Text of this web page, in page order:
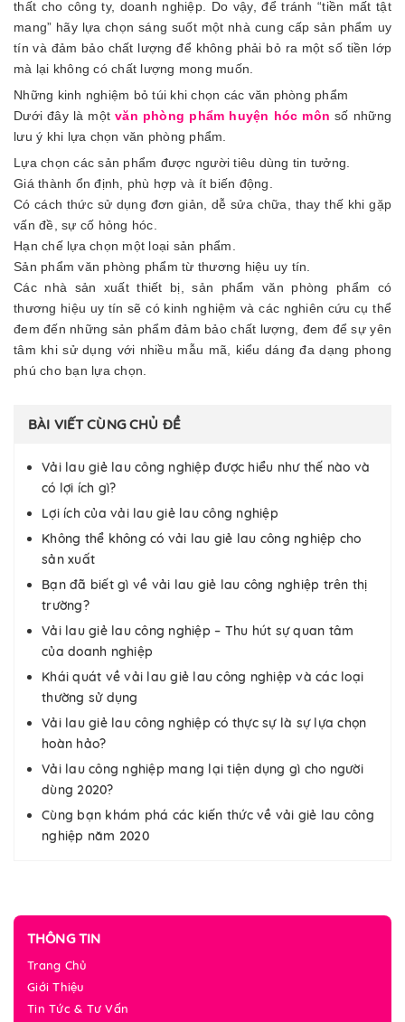
thất cho công ty, doanh nghiệp. Do vậy, để tránh “tiền mất tật
mang” hãy lựa chọn sáng suốt một nhà cung cấp sản phẩm uy
tín và đảm bảo chất lượng để không phải bỏ ra một số tiền lớp
mà lại không có chất lượng mong muốn.
Những kinh nghiệm bỏ túi khi chọn các văn phòng phẩm
Dưới đây là mộtvăn phòng phẩm huyện hóc môn số những
lưu ý khi lựa chọn văn phòng phẩm.
Lựa chọn các sản phẩm được người tiêu dùng tin tưởng.
Giá thành ổn định, phù hợp và ít biến động.
Có cách thức sử dụng đơn giản, dễ sửa chữa, thay thế khi gặp
vấn đề, sự cố hỏng hóc.
Hạn chế lựa chọn một loại sản phẩm.
Sản phẩm văn phòng phẩm từ thương hiệu uy tín.
Các nhà sản xuất thiết bị, sản phẩm văn phòng phẩm có
thương hiệu uy tín sẽ có kinh nghiệm và các nghiên cứu cụ thể
đem đến những sản phẩm đảm bảo chất lượng, đem để sự yên
tâm khi sử dụng với nhiều mẫu mã, kiểu dáng đa dạng phong
phú cho bạn lựa chọn.
BÀI VIẾT CÙNG CHỦ ĐỀ
Vải lau giẻ lau công nghiệp được hiểu như thế nào và
có lợi ích gì?
Lợi ích của vải lau giẻ lau công nghiệp
Không thể không có vải lau giẻ lau công nghiệp cho
sản xuất
Bạn đã biết gì về vải lau giẻ lau công nghiệp trên thị
trường?
Vải lau giẻ lau công nghiệp – Thu hút sự quan tâm
của doanh nghiệp
Khái quát về vải lau giẻ lau công nghiệp và các loại
thường sử dụng
Vải lau giẻ lau công nghiệp có thực sự là sự lựa chọn
hoàn hảo?
Vải lau công nghiệp mang lại tiện dụng gì cho người
dùng 2020?
Cùng bạn khám phá các kiến thức về vải giẻ lau công
nghiệp năm 2020
THÔNG TIN
Trang Chủ
Giới Thiệu
Tin Tức & Tư Vấn